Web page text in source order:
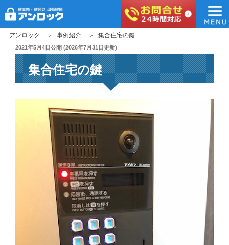
アンロック
アンロック 事例紹介 集合住宅の鍵
投
稿
日:
2021年5月4日公開 (2026年7月31日更新)
集合住宅の鍵